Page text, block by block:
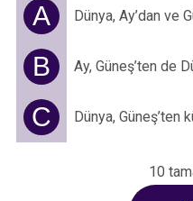
A Dünya, Ay’dan ve
B Ay, Güneş’ten de
C Dünya, Güneş’ten
10